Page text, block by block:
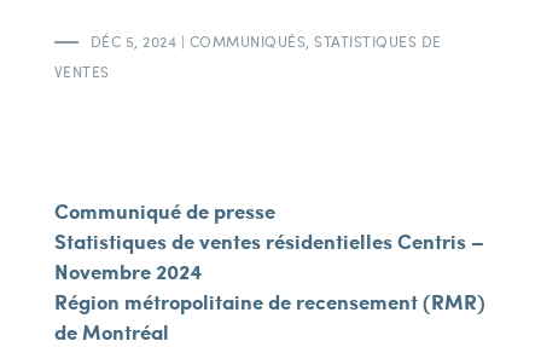
DÉC 5, 2024 | COMMUNIQUÉS ,STATISTIQUES DE
VENTES
Communiqué de presse
Statistiques de ventes résidentielles Centris –
Novembre 2024
Région métropolitaine de recensement (RMR)
de Montréal